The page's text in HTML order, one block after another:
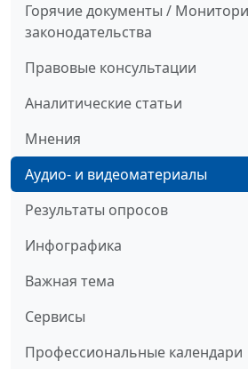
Горячие документы /
законодательства
Правовые консультации
Аналитические статьи
Мнения
Аудио- и видеоматериалы
Результаты опросов
Инфографика
Важная тема
Сервисы
Профессиональные календари